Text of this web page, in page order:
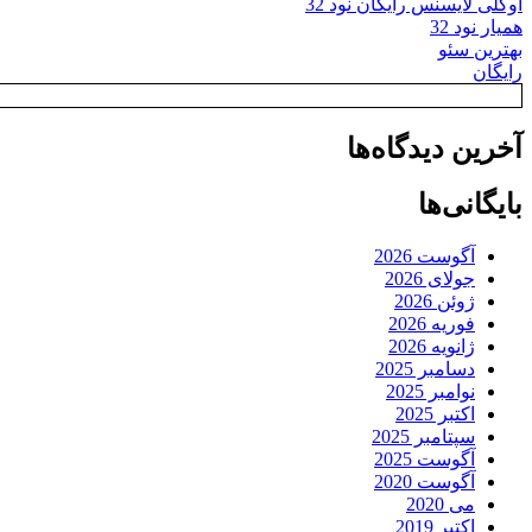
همیار نود 32
بهترین سئو
رایگان
آخرین دیدگاه‌ها
بایگانی‌ها
آگوست 2026
جولای 2026
ژوئن 2026
فوریه 2026
ژانویه 2026
دسامبر 2025
نوامبر 2025
اکتبر 2025
سپتامبر 2025
آگوست 2025
آگوست 2020
می 2020
اکتبر 2019